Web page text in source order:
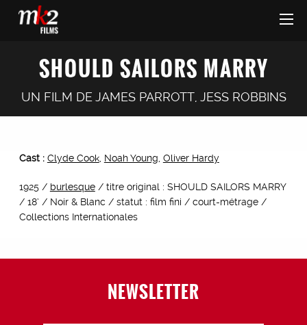
SHOULD SAILORS MARRY
UN FILM DE JAMES PARROTT, JESS ROBBINS
Cast : Clyde Cook, Noah Young Oliver Hardy
1925 / burlesque/ titre original : SHOULD SAILORS MARRY
/ 18’ / Noir & Blanc / statut : film fini / court-métrage /
Collections Internationales
NEWSLETTER